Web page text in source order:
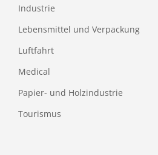
Industrie
Lebensmittel und Verpackung
Luftfahrt
Medical
Papier- und Holzindustrie
Tourismus